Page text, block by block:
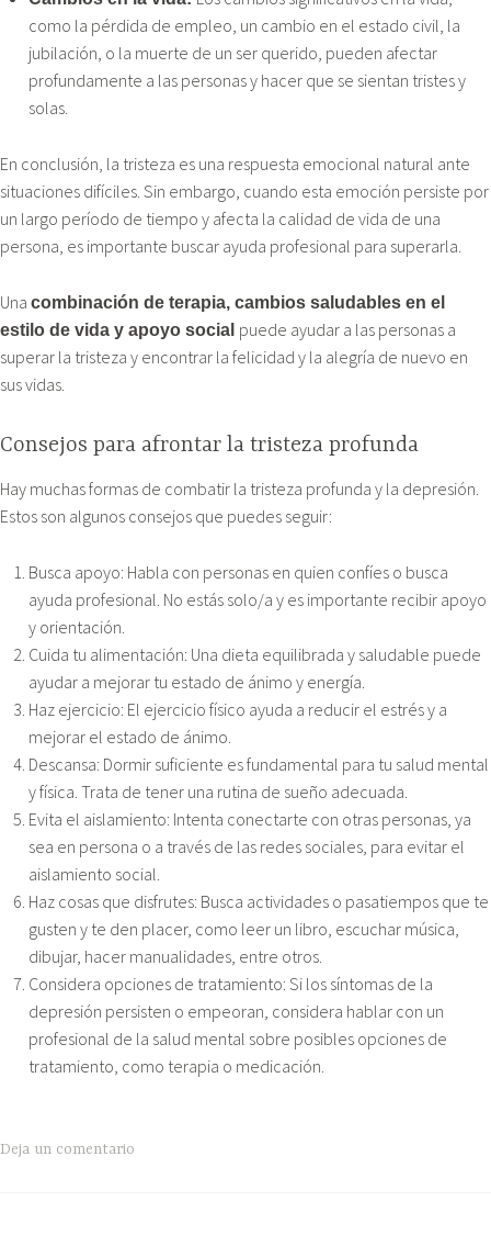
como la pérdida de empleo, un cambio en el estado civil, la
jubilación, o la muerte de un ser querido, pueden afectar
profundamente a las personas y hacer que se sientan tristes y
solas.
En conclusión, la tristeza es una respuesta emocional natural ante
situaciones difíciles. Sin embargo, cuando esta emoción persiste por
un largo período de tiempo y afecta la calidad de vida de una
persona, es importante buscar ayuda profesional para superarla.
Una combinación de terapia, cambios saludables en el
estilo de vida y apoyo social puede ayudar a las personas a
superar la tristeza y encontrar la felicidad y la alegría de nuevo en
sus vidas.
Consejos para afrontar la tristeza profunda
Hay muchas formas de combatir la tristeza profunda y la depresión.
Estos son algunos consejos que puedes seguir:
Busca apoyo: Habla con personas en quien confíes o busca
ayuda profesional. No estás solo/a y es importante recibir apoyo
y orientación.
Cuida tu alimentación: Una dieta equilibrada y saludable puede
ayudar a mejorar tu estado de ánimo y energía.
Haz ejercicio: El ejercicio físico ayuda a reducir el estrés y a
mejorar el estado de ánimo.
Descansa: Dormir suficiente es fundamental para tu salud mental
y física. Trata de tener una rutina de sueño adecuada.
Evita el aislamiento: Intenta conectarte con otras personas, ya
sea en persona o a través de las redes sociales, para evitar el
aislamiento social.
Haz cosas que disfrutes: Busca actividades o pasatiempos que te
gusten y te den placer, como leer un libro, escuchar música,
dibujar, hacer manualidades, entre otros.
Considera opciones de tratamiento: Si los síntomas de la
depresión persisten o empeoran, considera hablar con un
profesional de la salud mental sobre posibles opciones de
tratamiento, como terapia o medicación.
Deja un comentario